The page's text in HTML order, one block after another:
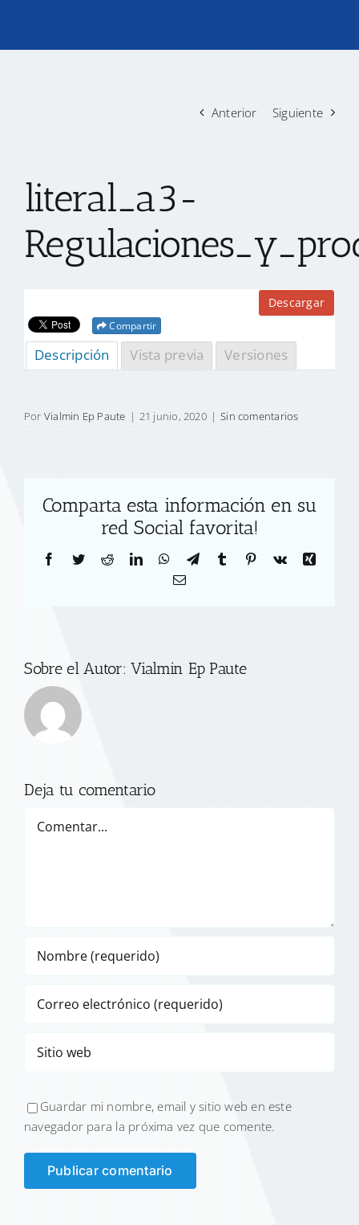
TRANSPARENCIA
CONTACTO
Anterior Siguiente
literal_a3-
Descargar
Compartir
Descripción Vista previa Versiones
Por Vialmin Ep Paute | 21 junio, 2020 | Sin comentarios
Comparta esta información en su
red Social favorita!
Facebook
TwitterRedditLinkedInWhatsApp
TelegramTumblr Pinterest
Vk
Xing
Correo
Sobre el Autor:Vialmin Ep Paute
Deja tu comentario
Guardar mi nombre, email y sitio web en este
navegador para la próxima vez que comente.